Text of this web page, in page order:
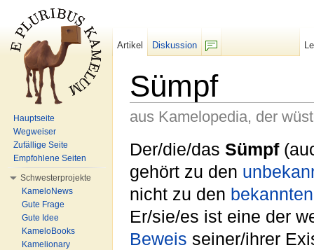
Sümpf
aus Kamelopedia, der
Der/die/das Sümpf
gehört zu den
nicht zu den
Er/sie/es ist eine der
Beweis seiner/ihrer
Artikel
Diskussion
Hauptseite
Wegweiser
Zufällige Seite
Empfohlene Seiten
Schwesterprojekte
KameloNews
Gute Frage
Gute Idee
KameloBooks
Kamelionary